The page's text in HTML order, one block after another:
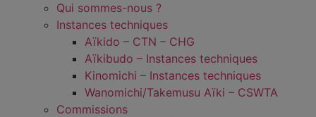
Qui sommes-nous ?
Instances techniques
Aïkido – CTN – CHG
Aïkibudo – Instances techniques
Kinomichi – Instances techniques
Wanomichi/Takemusu Aïki – CSWTA
Commissions